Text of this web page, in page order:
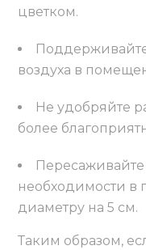
цветком.
воздуха в
Не удобряйте
более
необходимости в
диаметру на 5 см.
Таким образом,